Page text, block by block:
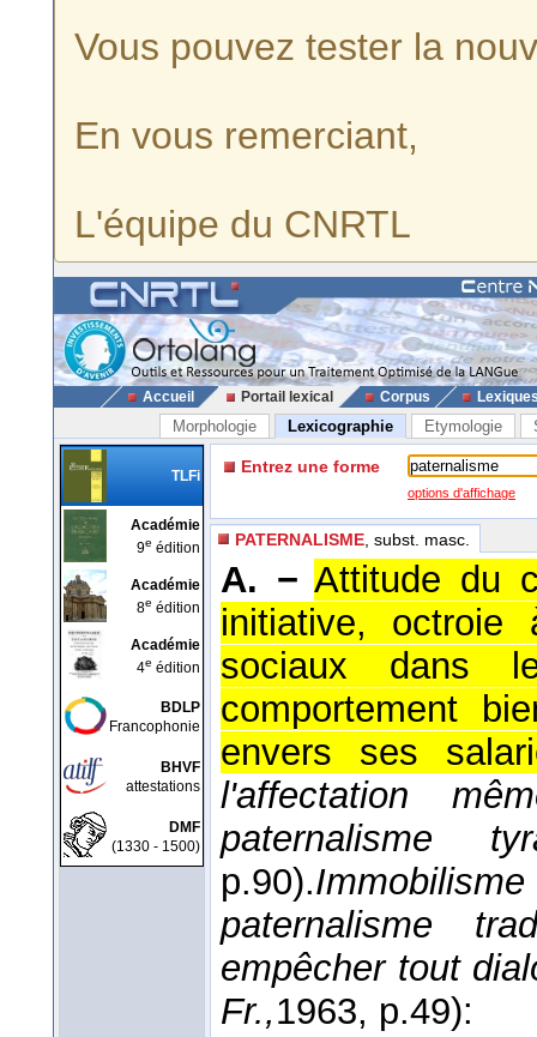
Vous pouvez tester la
En vous remerciant,
L'équipe du CNRTL
Accueil Portail lexical Corpus
Morphologie Lexicographie Etymologie
TLFi
Académie
9e édition
Académie
8e édition
Académie
4e édition
BDLP
Francophonie
BHVF
attestations
DMF
(1330 - 1500)
Entrez une forme
options d'affichage
PATERNALISME , subst. masc.
A. − Attitude du
initiative, octroie
sociaux dans
comportement
envers ses
l'affectation
paternalisme
p.90).
paternalisme
empêcher tout
Fr.,1963, p.49):